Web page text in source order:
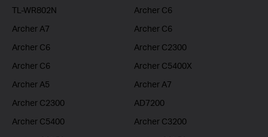
TL-WR802N
Archer C6
Archer A7
Archer C6
Archer C6
Archer C2300
Archer C6
Archer C5400X
Archer A5
Archer A7
Archer C2300
AD7200
Archer C5400
Archer C3200